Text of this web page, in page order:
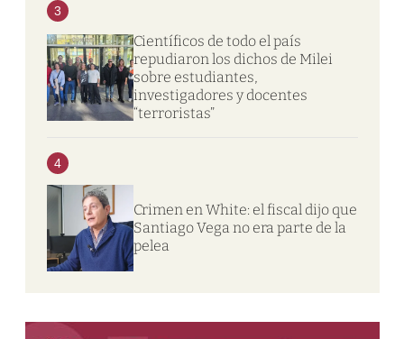
3
Científicos de todo el país
repudiaron los dichos de Milei
sobre estudiantes,
investigadores y docentes
“terroristas”
4
Crimen en White: el fiscal dijo que
Santiago Vega no era parte de la
pelea